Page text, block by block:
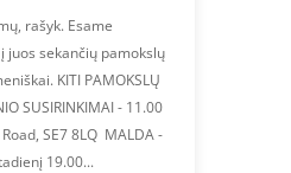
rašyk. Esame
juos sekančių pamokslų
KITI PAMOKSLŲ
SUSIRINKIMAI - 11.00
SE7 8LQ MALDA -
19.00...